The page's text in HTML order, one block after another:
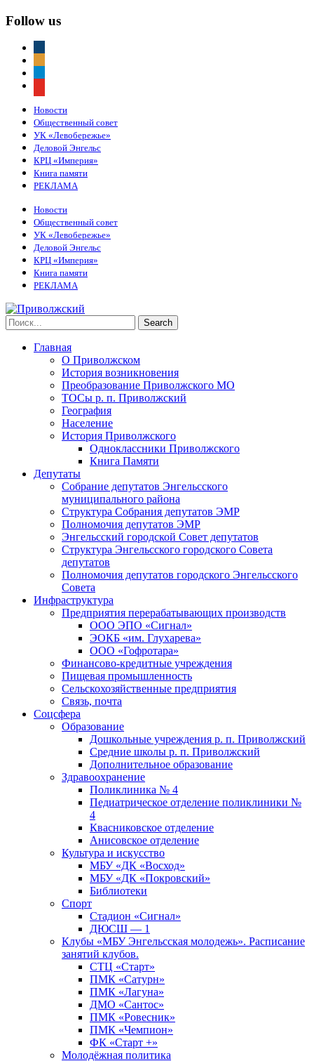
Follow us
Новости
Общественный совет
УК «Левобережье»
Деловой Энгельс
КРЦ «Империя»
Книга памяти
РЕКЛАМА
Новости
Общественный совет
УК «Левобережье»
Деловой Энгельс
КРЦ «Империя»
Книга памяти
РЕКЛАМА
Главная
О Приволжском
История возникновения
Преобразование Приволжского МО
ТОСы р. п. Приволжский
География
Население
История Приволжского
Одноклассники Приволжского
Книга Памяти
Депутаты
Собрание депутатов Энгельсского
муниципального района
Структура Собрания депутатов ЭМР
Полномочия депутатов ЭМР
Энгельсский городской Совет депутатов
Структура Энгельсского городского Совета
депутатов
Полномочия депутатов городского Энгельсского
Совета
Инфраструктура
Предприятия перерабатывающих производств
ООО ЭПО «Сигнал»
ЭОКБ «им. Глухарева»
ООО «Гофротара»
Финансово-кредитные учреждения
Пищевая промышленность
Сельскохозяйственные предприятия
Связь, почта
Соцсфера
Образование
Дошкольные учреждения р. п. Приволжский
Средние школы р. п. Приволжский
Дополнительное образование
Здравоохранение
Поликлиника № 4
Педиатрическое отделение поликлиники №
4
Квасниковское отделение
Анисовское отделение
Культура и искусство
МБУ «ДК «Восход»
МБУ «ДК «Покровский»
Библиотеки
Спорт
Стадион «Сигнал»
ДЮСШ — 1
Клубы «МБУ Энгельсская молодежь». Расписание
занятий клубов.
СТЦ «Старт»
ПМК «Сатурн»
ПМК «Лагуна»
ДМО «Сантос»
ПМК «Ровесник»
ПМК «Чемпион»
ФК «Старт +»
Молодёжная политика